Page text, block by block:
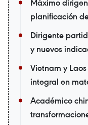
Máximo
planificación
Dirigente
y nuevos
Vietnam y
integral en
Académico